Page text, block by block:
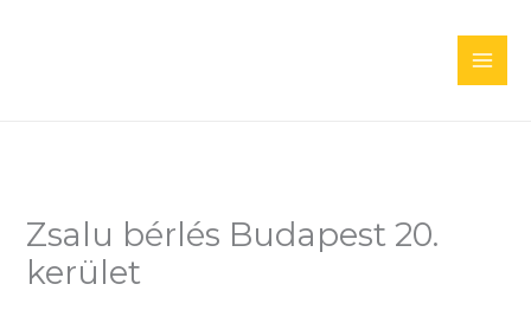
Zsalu bérlés Budapest 20.
kerület